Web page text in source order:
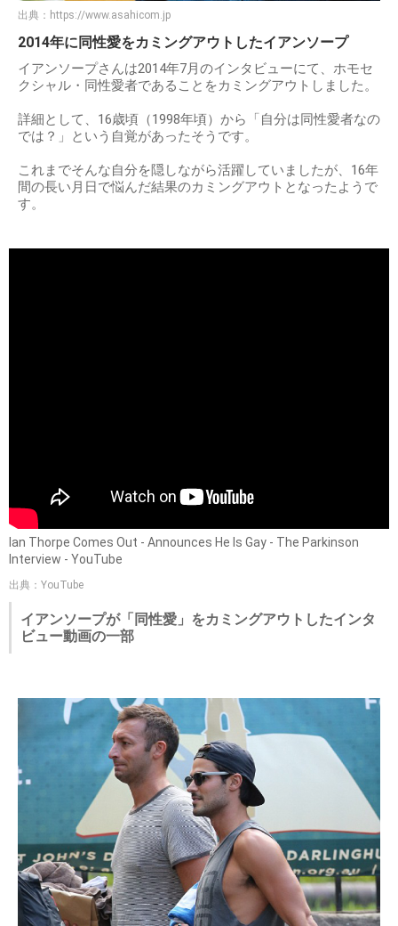
出典： https://www.asahicom.jp
2014年に同性愛をカミングアウトしたイアンソープ
イアンソープさんは2014年7月のインタビューにて、ホモセ
クシャル・同性愛者であることをカミングアウトしました。
詳細として、16歳頃（1998年頃）から「自分は同性愛者なの
では？」という自覚があったそうです。
これまでそんな自分を隠しながら活躍していましたが、16年
間の長い月日で悩んだ結果のカミングアウトとなったようで
す。
Ian Thorpe Comes Out - Announces He Is Gay - The Parkinson
Interview - YouTube
出典：YouTube
イアンソープが「同性愛」をカミングアウトしたインタ
ビュー動画の一部